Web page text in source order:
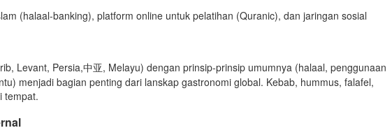
(halaal-banking), platform online untuk pelatihan (Quranic), dan jaringan sosial
Levant, Persia,中亚, Melayu) dengan prinsip-prinsip umumnya (halaal, penggunaan
menjadi bagian penting dari lanskap gastronomi global. Kebab, hummus, falafel,
tempat.